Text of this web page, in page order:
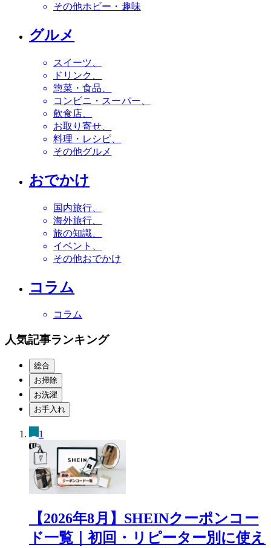
その他ホビー・趣味
グルメ
スイーツ
ドリンク
惣菜・食品
コンビニ・スーパー
飲食店
お取り寄せ
料理・レシピ
その他グルメ
おでかけ
国内旅行
海外旅行
旅の知識
イベント
その他おでかけ
コラム
コラム
人気記事ランキング
総合
お掃除
お洗濯
お手入れ
1
【2026年8月】SHEINクーポンコー
ド一覧｜初回・リピーター別に使え